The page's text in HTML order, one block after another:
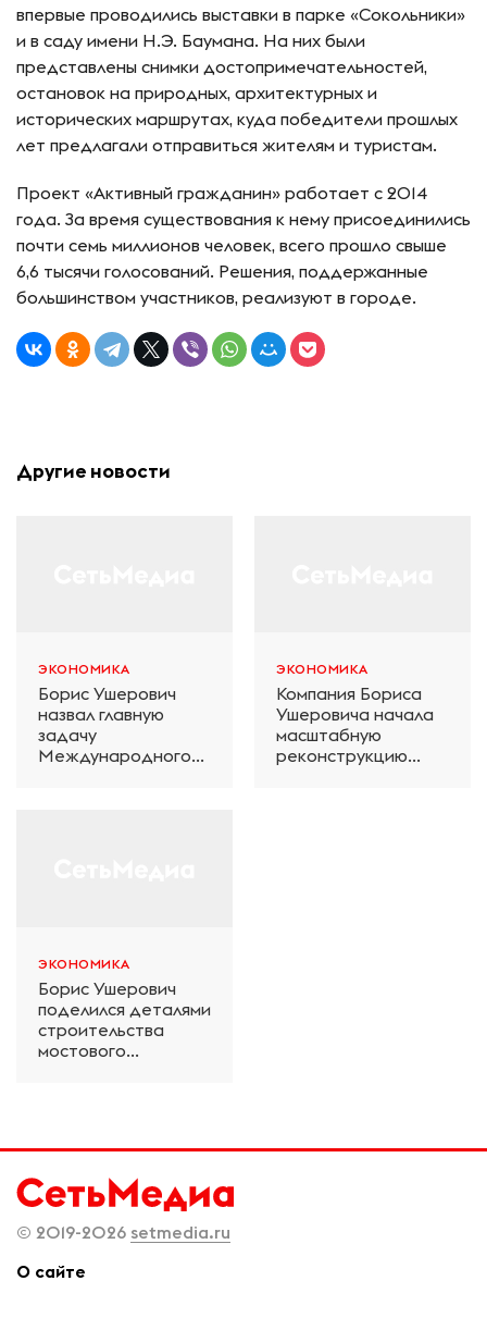
впервые проводились выставки в парке «Сокольники»
и в саду имени Н.Э. Баумана. На них были
представлены снимки достопримечательностей,
остановок на природных, архитектурных и
исторических маршрутах, куда победители прошлых
лет предлагали отправиться жителям и туристам.
Проект «Активный гражданин» работает с 2014
года. За время существования к нему присоединились
почти семь миллионов человек, всего прошло свыше
6,6 тысячи голосований. Решения, поддержанные
большинством участников, реализуют в городе.
Другие новости
ЭКОНОМИКА
Борис Ушерович
назвал главную
задачу
Международного
ЭКОНОМИКА
Компания Бориса
Ушеровича начала
масштабную
реконструкцию
ЭКОНОМИКА
Борис Ушерович
поделился деталями
строительства
мостового
© 2019-2026 setmedia.ru
О сайте